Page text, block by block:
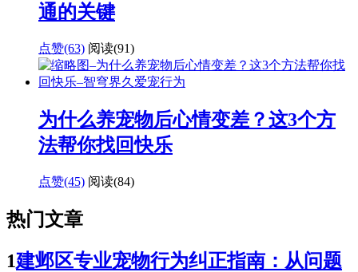
通的关键
点赞(63) 阅读(91)
为什么养宠物后心情变差？这3个方
法帮你找回快乐
点赞(45) 阅读(84)
热门文章
1建邺区专业宠物行为纠正指南：从问题